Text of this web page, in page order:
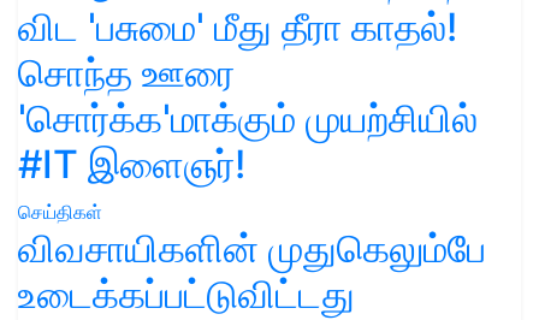
விட 'பசுமை' மீது தீரா காதல்!
சொந்த ஊரை
'சொர்க்க'மாக்கும் முயற்சியில்
#IT இளைஞர்!
செய்திகள்
விவசாயிகளின் முதுகெலும்பே
உடைக்கப்பட்டுவிட்டது